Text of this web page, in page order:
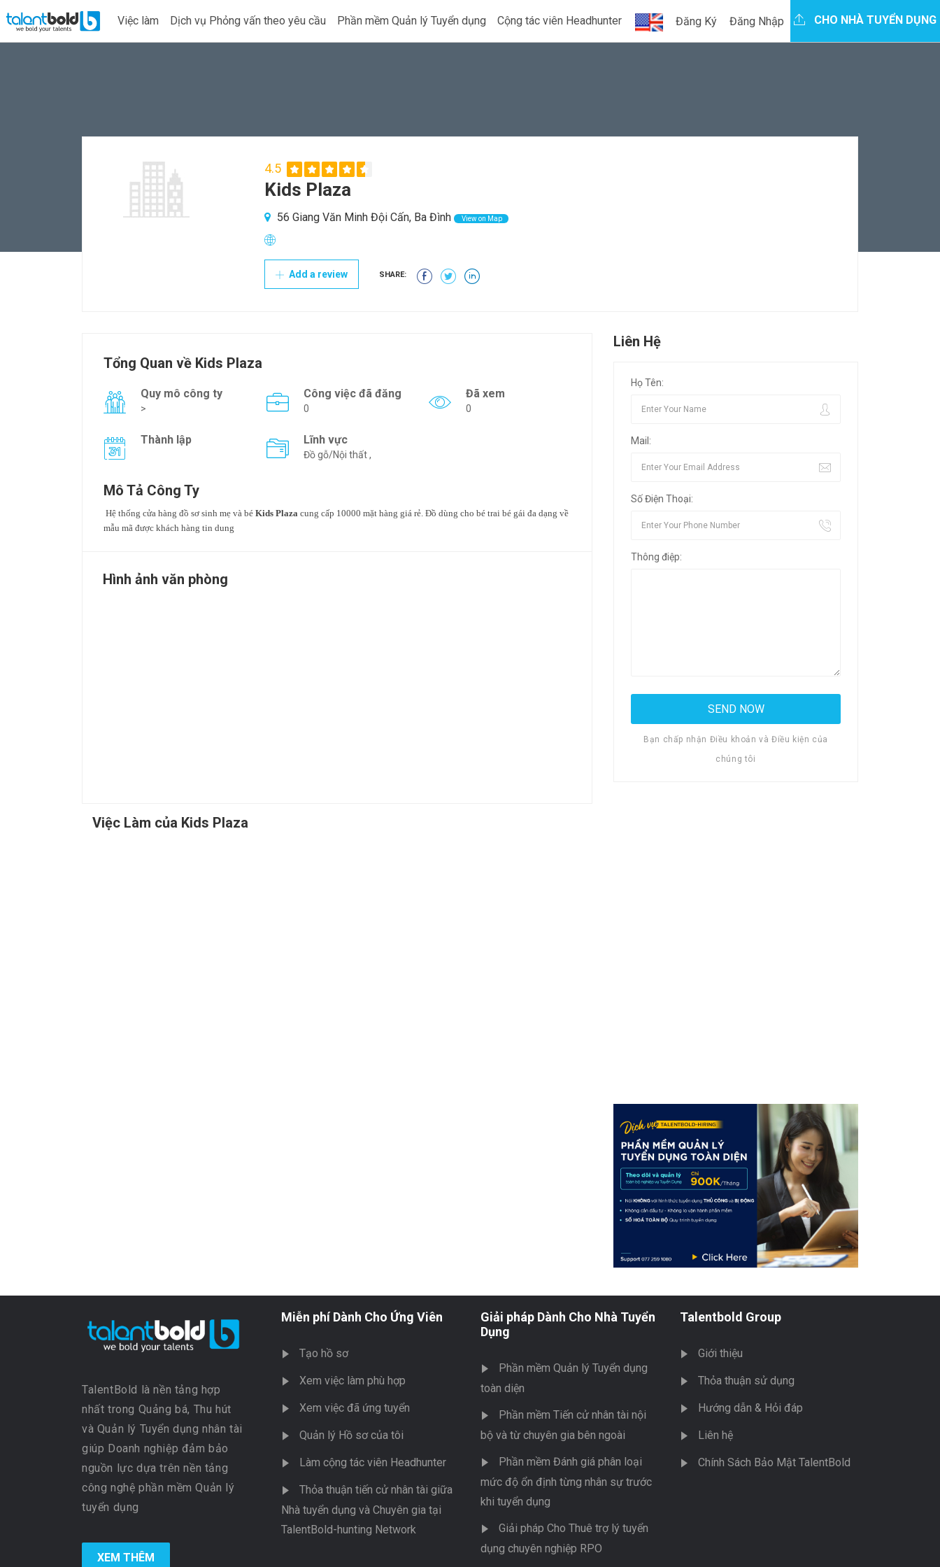
Việc làm Dịch vụ Phỏng vấn theo yêu cầu Phần mềm Quản lý Tuyển dụng Cộng tác viên Headhunter Đăng Ký Đăng Nhập CHO NHÀ TUYỂN DỤNG
4.5
Kids Plaza
56 Giang Văn Minh Đội Cấn, Ba Đình View on Map
Add a review SHARE:
Tổng Quan về Kids Plaza
Quy mô công ty
>
Công việc đã đăng
0
Đã xem
0
Thành lập Lĩnh vực
Đồ gỗ/Nội thất ,
Mô Tả Công Ty
Hệ thống cửa hàng đồ sơ sinh mẹ và bé Kids Plaza cung cấp 10000 mặt hàng giá rẻ. Đồ dùng cho bé trai bé gái đa dạng về
mẫu mã được khách hàng tin dung
Hình ảnh văn phòng
Việc Làm của Kids Plaza
Liên Hệ
Họ Tên:
Mail:
Số Điện Thoại:
Thông điệp:
Bạn chấp nhận Điều khoản và Điều kiện của
chúng tôi
TalentBold là nền tảng hợp
nhất trong Quảng bá, Thu hút
và Quản lý Tuyển dụng nhân tài
giúp Doanh nghiệp đảm bảo
nguồn lực dựa trên nền tảng
công nghệ phần mềm Quản lý
tuyển dụng
XEM THÊM
Miễn phí Dành Cho Ứng Viên
Tạo hồ sơ
Xem việc làm phù hợp
Xem việc đã ứng tuyển
Quản lý Hồ sơ của tôi
Làm cộng tác viên Headhunter
Thỏa thuận tiến cử nhân tài giữa
Nhà tuyển dụng và Chuyên gia tại
TalentBold-hunting Network
Giải pháp Dành Cho Nhà Tuyển
Dụng
Phần mềm Quản lý Tuyển dụng
toàn diện
Phần mềm Tiến cử nhân tài nội
bộ và từ chuyên gia bên ngoài
Phần mềm Đánh giá phân loại
mức độ ổn định từng nhân sự trước
khi tuyển dụng
Giải pháp Cho Thuê trợ lý tuyển
dụng chuyên nghiệp RPO
Talentbold Group
Giới thiệu
Thỏa thuận sử dụng
Hướng dẫn & Hỏi đáp
Liên hệ
Chính Sách Bảo Mật TalentBold